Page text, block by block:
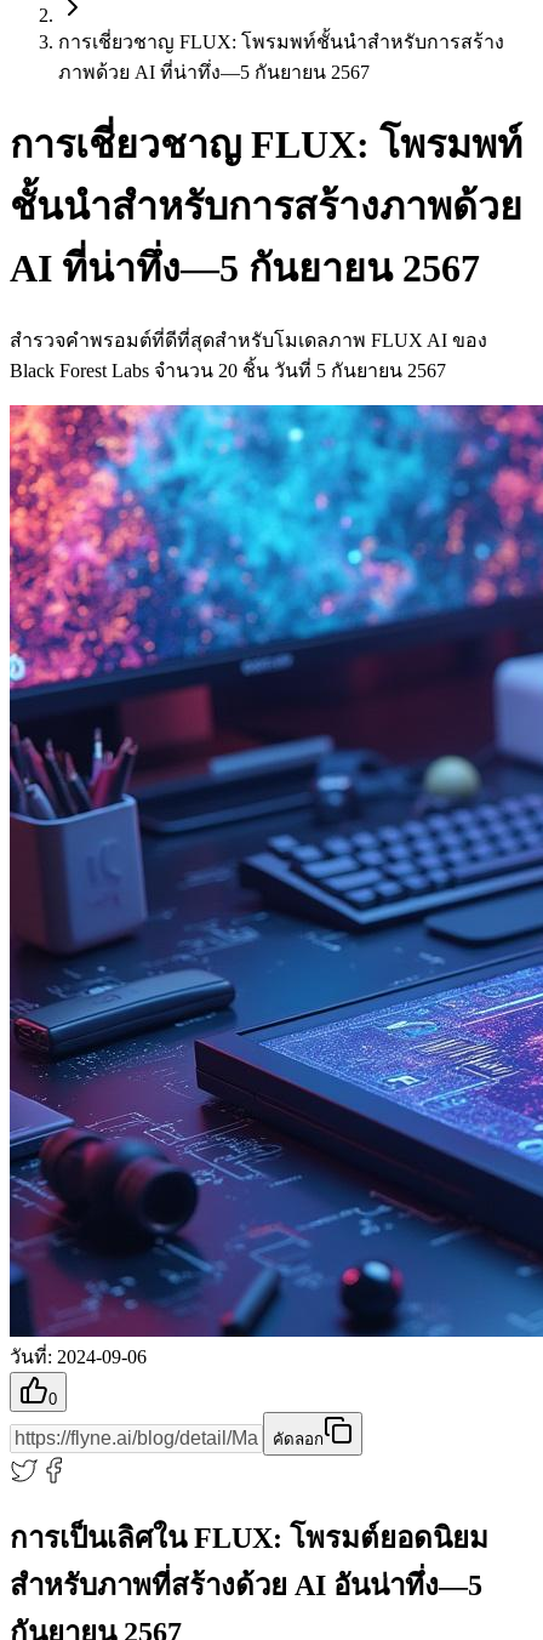
การเชี่ยวชาญ FLUX: โพรมพท์ชั้นนำสำหรับการสร้าง
ภาพด้วย AI ที่น่าทึ่ง—5 กันยายน 2567
การเชี่ยวชาญ FLUX: โพรมพท์
ชั้นนำสำหรับการสร้างภาพด้วย
AI ที่น่าทึ่ง—5 กันยายน 2567
สำรวจคำพรอมต์ที่ดีที่สุดสำหรับโมเดลภาพ FLUX AI ของ
Black Forest Labs จำนวน 20 ชิ้น วันที่ 5 กันยายน 2567
วันที่: 2024-09-06
0
คัดลอก
การเป็นเลิศใน FLUX: โพรมต์ยอดนิยม
สำหรับภาพที่สร้างด้วย AI อันน่าทึ่ง—5
กันยายน 2567